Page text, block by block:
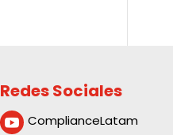
Redes Sociales
 ComplianceLatam